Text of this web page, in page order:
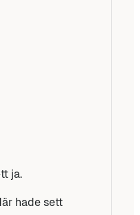
ja.
hade sett